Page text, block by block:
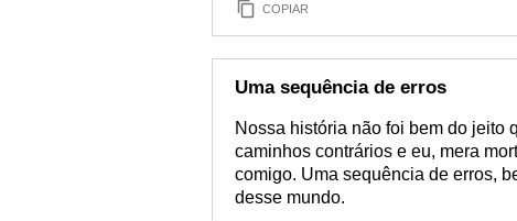
COPIAR
Uma sequência de erros
Nossa história não foi bem do jeito
caminhos contrários e eu, mera
comigo. Uma sequência de erros,
desse mundo.